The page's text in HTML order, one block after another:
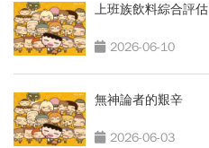
上班族飲料綜合評估
2026-06-10
無神論者的艱辛
2026-06-03